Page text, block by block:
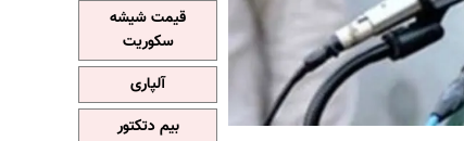
قیمت شیشه
سکوریت
آلپاری
بیم دتکتور